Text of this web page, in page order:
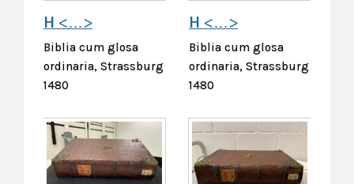
H <…>
Biblia cum glosa
ordinaria, Strassburg
1480
H <…>
Biblia cum glosa
ordinaria, Strassburg
1480